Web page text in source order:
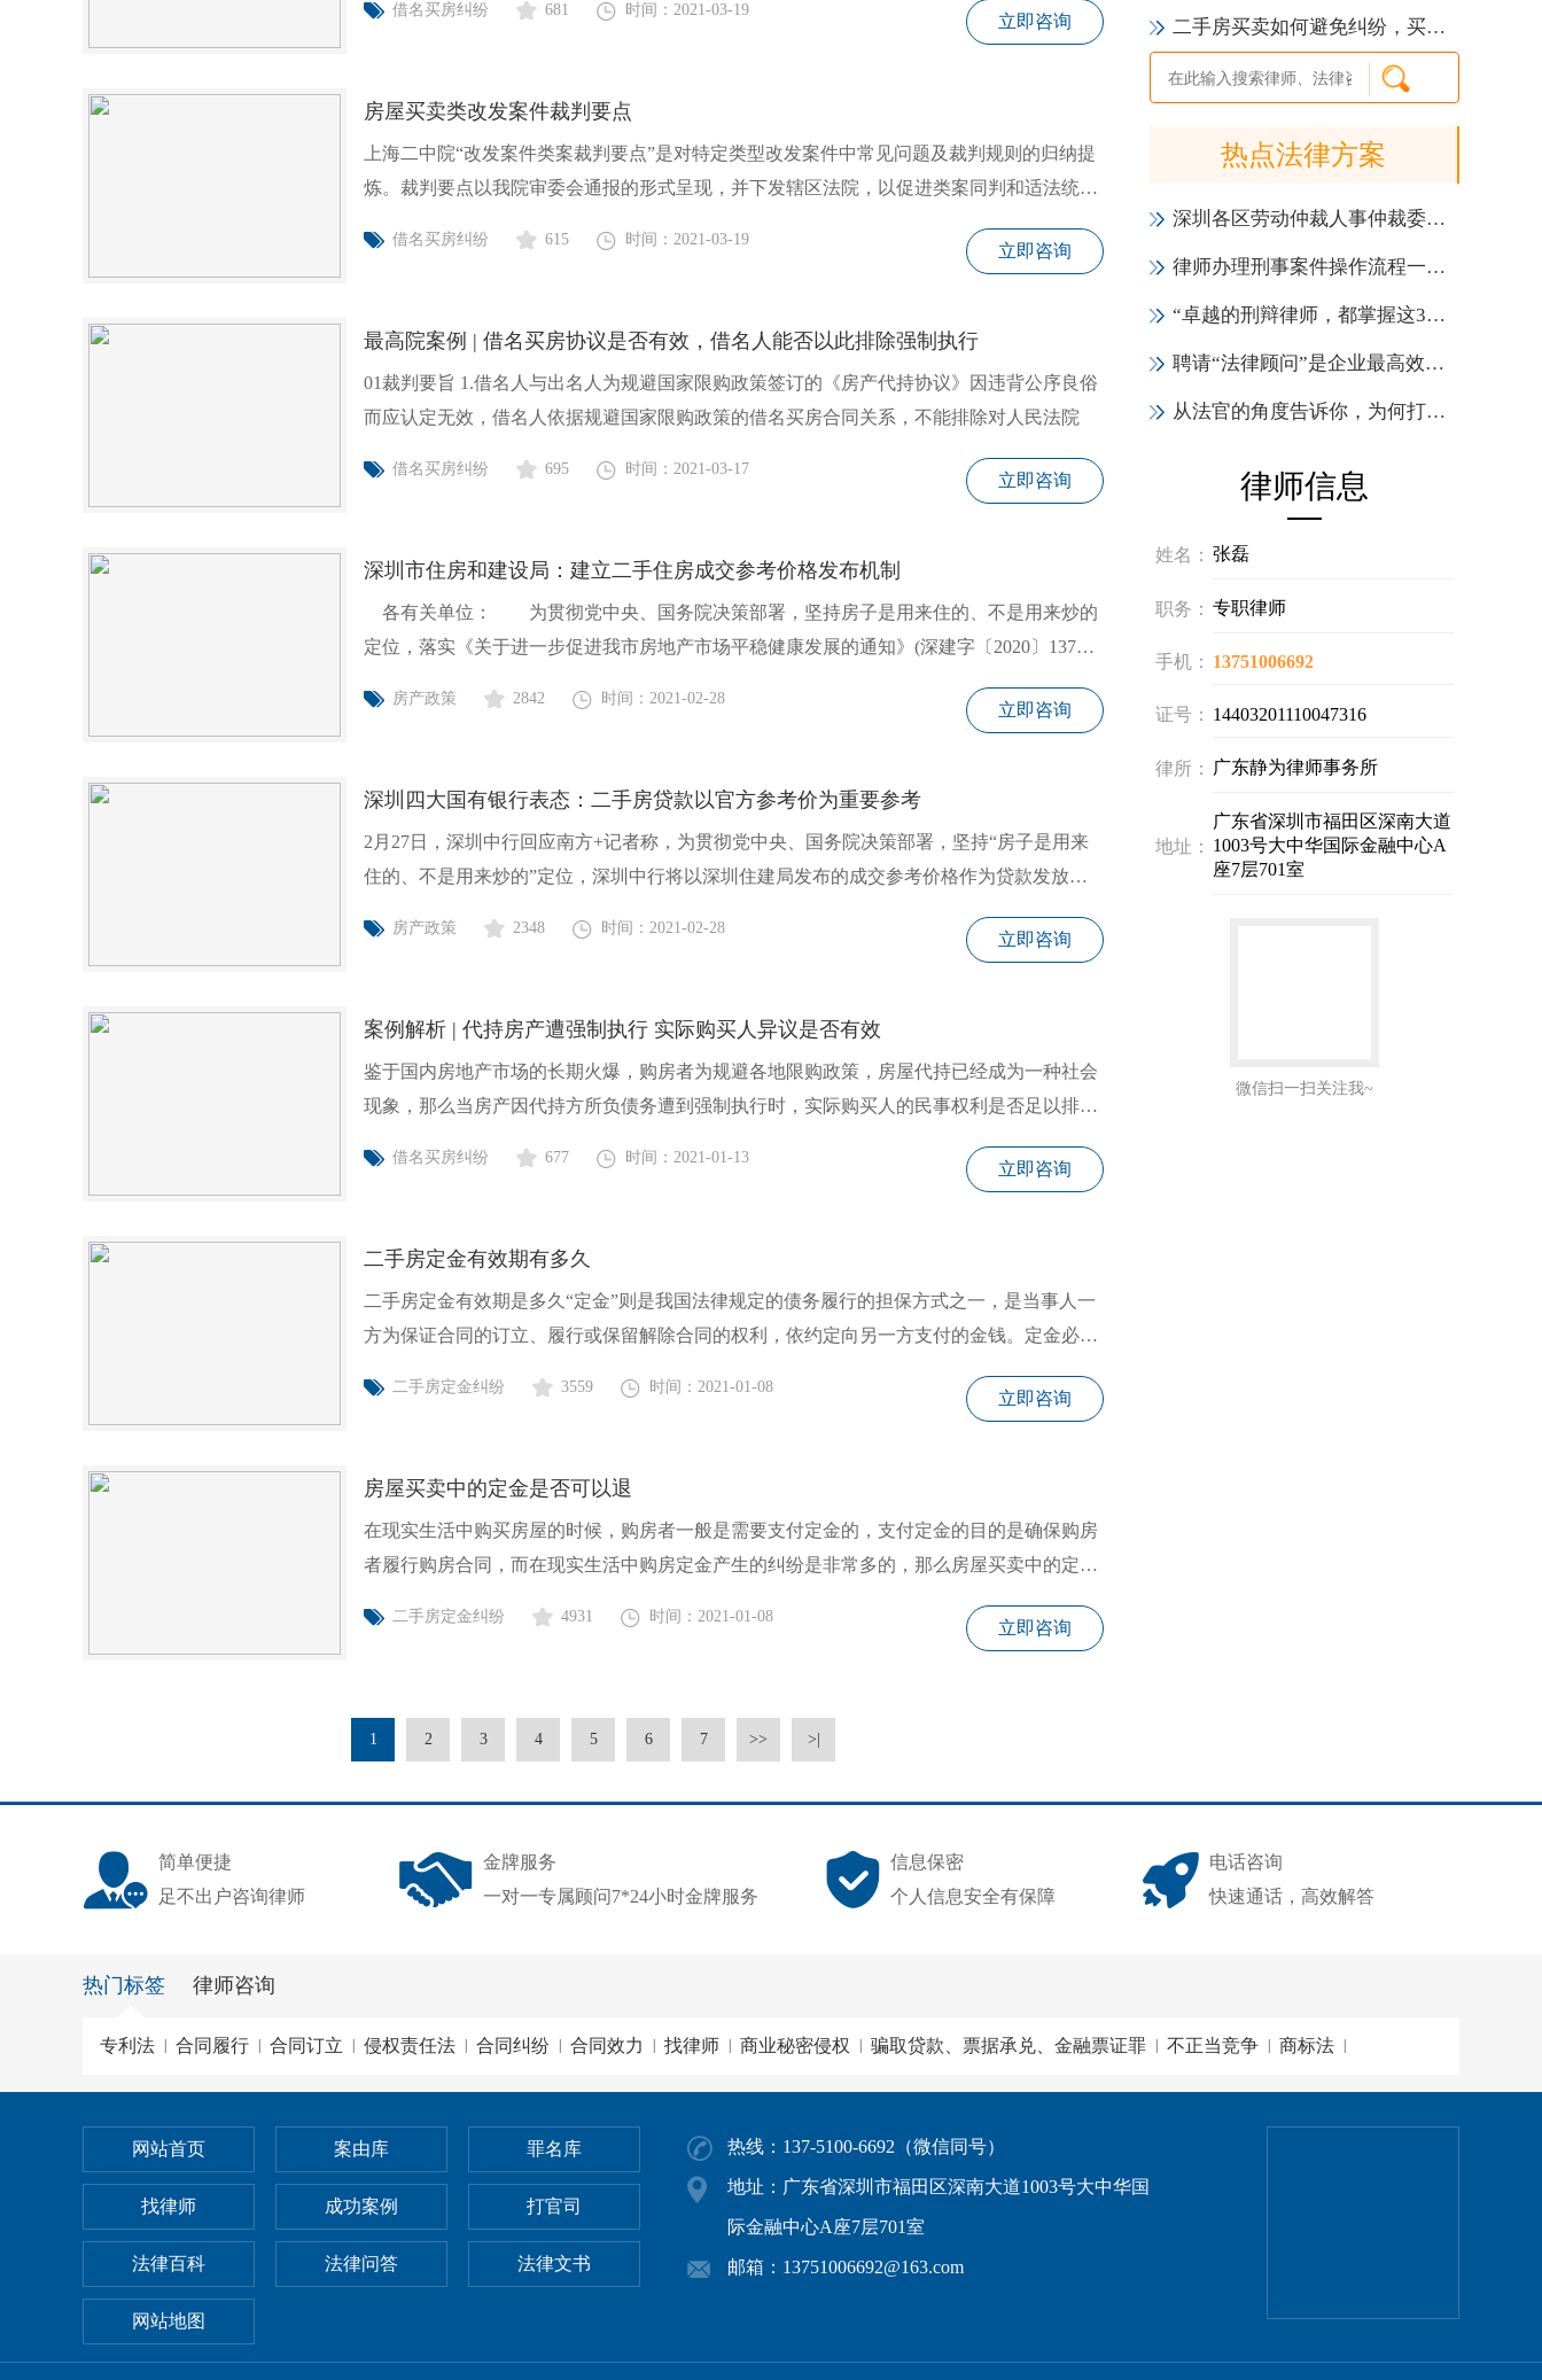
二手房买卖如何避免纠纷，买房必看
热点法律方案
深圳各区劳动仲裁人事仲裁委员会一览表（地址+电话）
律师办理刑事案件操作流程一览表（2021年版）
“卓越的刑辩律师，都掌握这3大会见技巧！”
聘请“法律顾问”是企业最高效的投资，6大作用实力证明！
从法官的角度告诉你，为何打官司一定要请律师
律师信息
姓名： 张磊
职务： 专职律师
手机： 13751006692
证号： 14403201110047316
律所： 广东静为律师事务所
地址：
广东省深圳市福田区深南大道
1003号大中华国际金融中心A
座7层701室
微信扫一扫关注我~
借名买房纠纷 681 时间：2021-03-19
立即咨询
房屋买卖类改发案件裁判要点
上海二中院“改发案件类案裁判要点”是对特定类型改发案件中常见问题及裁判规则的归纳提
炼。裁判要点以我院审委会通报的形式呈现，并下发辖区法院，以促进类案同判和适法统
借名买房纠纷 615 时间：2021-03-19
立即咨询
最高院案例 | 借名买房协议是否有效，借名人能否以此排除强制执行
01裁判要旨 1.借名人与出名人为规避国家限购政策签订的《房产代持协议》因违背公序良俗
而应认定无效，借名人依据规避国家限购政策的借名买房合同关系，不能排除对人民法院
借名买房纠纷 695 时间：2021-03-17
立即咨询
深圳市住房和建设局：建立二手住房成交参考价格发布机制
各有关单位： 为贯彻党中央、国务院决策部署，坚持房子是用来住的、不是用来炒的
定位，落实《关于进一步促进我市房地产市场平稳健康发展的通知》(深建字〔2020〕137号)
房产政策 2842 时间：2021-02-28
立即咨询
深圳四大国有银行表态：二手房贷款以官方参考价为重要参考
2月27日，深圳中行回应南方+记者称，为贯彻党中央、国务院决策部署，坚持“房子是用来
住的、不是用来炒的”定位，深圳中行将以深圳住建局发布的成交参考价格作为贷款发放的
房产政策 2348 时间：2021-02-28
立即咨询
案例解析 | 代持房产遭强制执行 实际购买人异议是否有效
鉴于国内房地产市场的长期火爆，购房者为规避各地限购政策，房屋代持已经成为一种社会
现象，那么当房产因代持方所负债务遭到强制执行时，实际购买人的民事权利是否足以排除
借名买房纠纷 677 时间：2021-01-13
立即咨询
二手房定金有效期有多久
二手房定金有效期是多久“定金”则是我国法律规定的债务履行的担保方式之一，是当事人一
方为保证合同的订立、履行或保留解除合同的权利，依约定向另一方支付的金钱。定金必须
二手房定金纠纷 3559 时间：2021-01-08
立即咨询
房屋买卖中的定金是否可以退
在现实生活中购买房屋的时候，购房者一般是需要支付定金的，支付定金的目的是确保购房
者履行购房合同，而在现实生活中购房定金产生的纠纷是非常多的，那么房屋买卖中的定金
二手房定金纠纷 4931 时间：2021-01-08
立即咨询
1 2 3 4 5 6 7 >> >|
简单便捷
足不出户咨询律师
金牌服务
一对一专属顾问7*24小时金牌服务
信息保密
个人信息安全有保障
电话咨询
快速通话，高效解答
热门标签 律师咨询
专利法 | 合同履行 | 合同订立 | 侵权责任法 | 合同纠纷 | 合同效力 | 找律师 | 商业秘密侵权 | 骗取贷款、票据承兑、金融票证罪 | 不正当竞争 | 商标法 |
网站首页 案由库 罪名库
找律师 成功案例 打官司
法律百科 法律问答 法律文书
网站地图
热线：137-5100-6692（微信同号）
地址：广东省深圳市福田区深南大道1003号大中华国
际金融中心A座7层701室
邮箱：13751006692@163.com